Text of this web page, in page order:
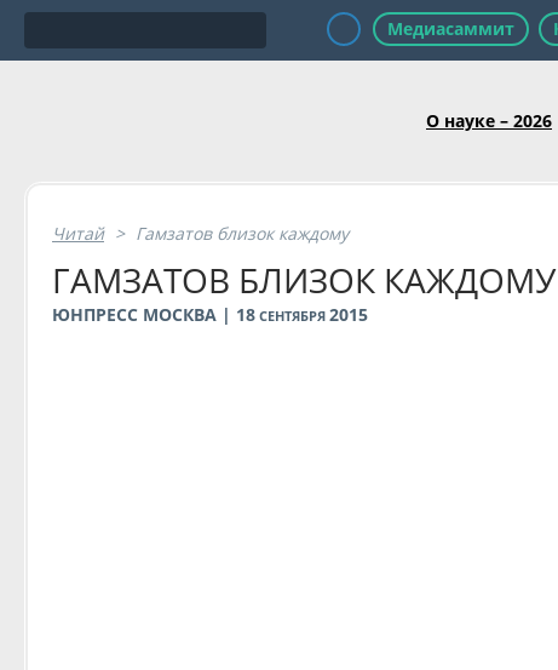
Медиасаммит
О науке – 2026
Читай > Гамзатов близок каждому
ГАМЗАТОВ БЛИЗОК КАЖДОМУ
ЮНПРЕСС МОСКВА | 18 СЕНТЯБРЯ 2015